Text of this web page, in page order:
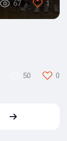
67 1
50 0